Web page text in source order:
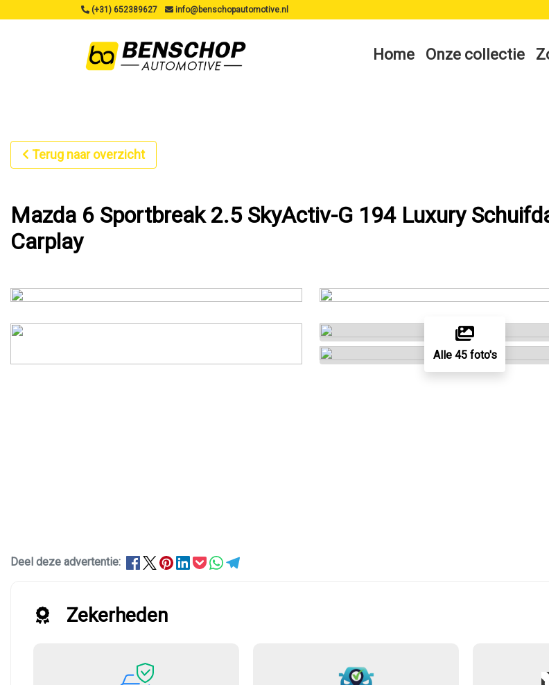
(+31) 652389627 info@benschopautomotive.nl
Home Onze collectie
Terug naar overzicht
Mazda 6 Sportbreak 2.5 SkyActiv-G 194 Luxury
Carplay
Alle 45 foto's
Deel deze advertentie:
Zekerheden